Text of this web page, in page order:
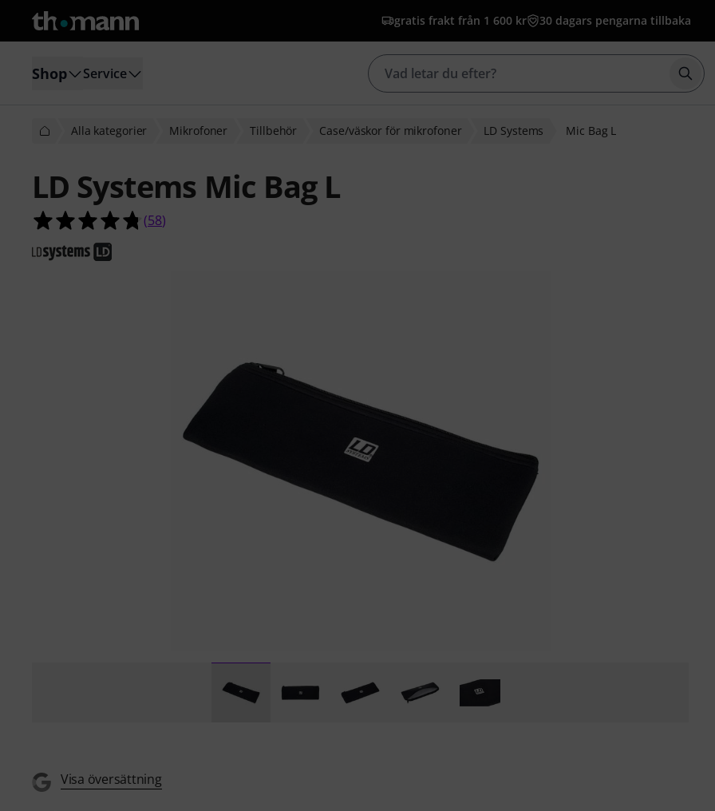
gratis frakt från 1 600 kr 30 dagars pengarna tillbaka
Shop Service
Alla kategorier Mikrofoner Tillbehör Case/väskor för mikrofoner LD Systems Mic Bag L
LD Systems Mic Bag L
4.7 av 5 stjärnor från 58 kundbetyg
(58)
Visa översättning